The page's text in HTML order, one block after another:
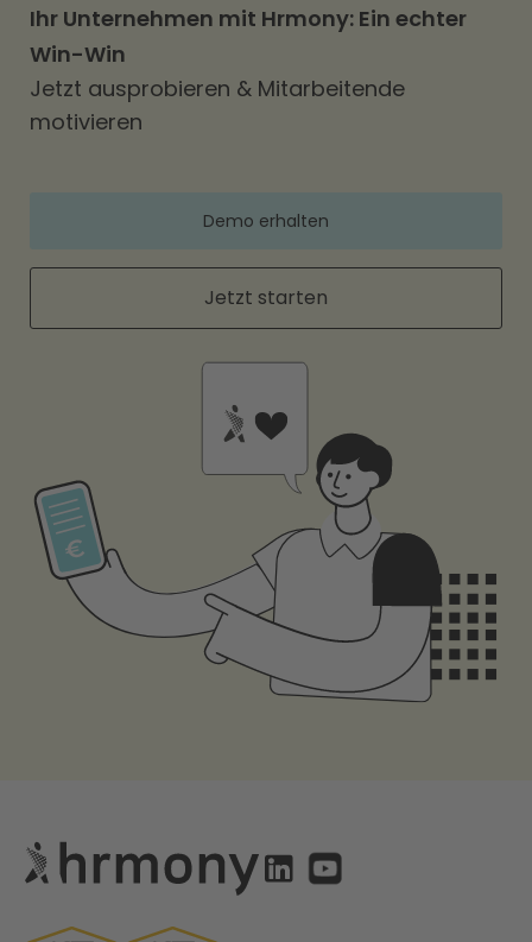
Ihr Unternehmen mit Hrmony: Ein echter
Win-Win
Jetzt ausprobieren & Mitarbeitende
motivieren
Demo erhalten
Jetzt starten